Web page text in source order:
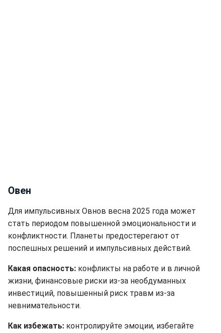
Овен
Для импульсивных Овнов весна 2025 года может
стать периодом повышенной эмоциональности и
конфликтности. Планеты предостерегают от
поспешных решений и импульсивных действий.
Какая опасность: конфликты на работе и в личной
жизни, финансовые риски из-за необдуманных
инвестиций, повышенный риск травм из-за
невнимательности.
Как избежать: контролируйте эмоции, избегайте